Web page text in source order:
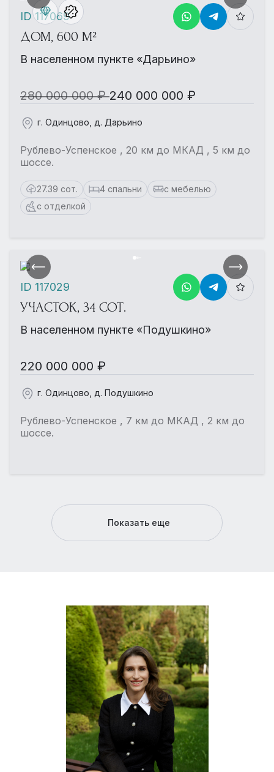
ДОМ, 600 М²
В населенном пункте «Дарьино»
280 000 000 ₽240 000 000 ₽
г. Одинцово, д. Дарьино
Рублево-Успенское , 20 км до МКАД , 5 км до
шоссе.
27.39 сот. 4 спальни
с мебелью
с отделкой
ID 117069
УЧАСТОК, 34 СОТ.
В населенном пункте «Подушкино»
220 000 000 ₽
г. Одинцово, д. Подушкино
Рублево-Успенское , 7 км до МКАД , 2 км до
шоссе.
ID 117029
Показать еще